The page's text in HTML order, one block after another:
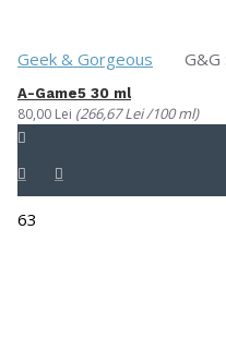
Geek & Gorgeous G&G
A-Game5 30 ml
80,00 Lei (266,67 Lei /100 ml)
63